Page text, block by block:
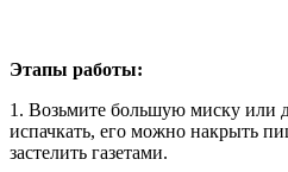
Этапы работы:
1. Возьмите большую миску или
испачкать, его можно накрыть
застелить газетами.